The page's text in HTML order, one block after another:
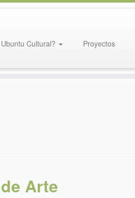
Cultural? Proyectos
Arte